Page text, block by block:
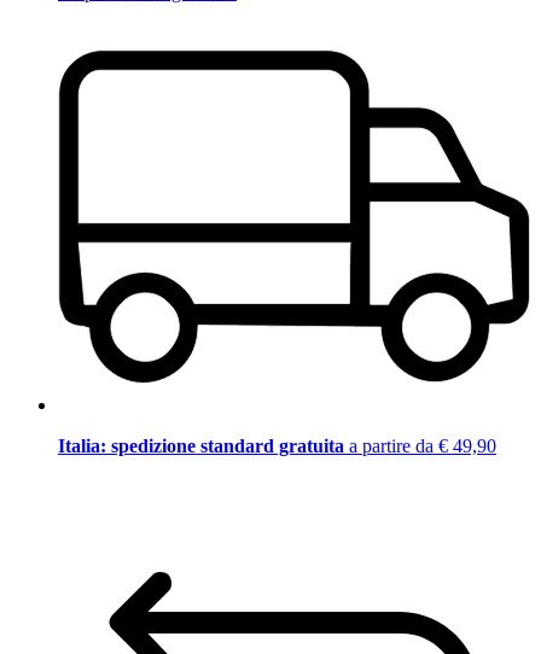
Italia: spedizione standard gratuita a partire da € 49,90